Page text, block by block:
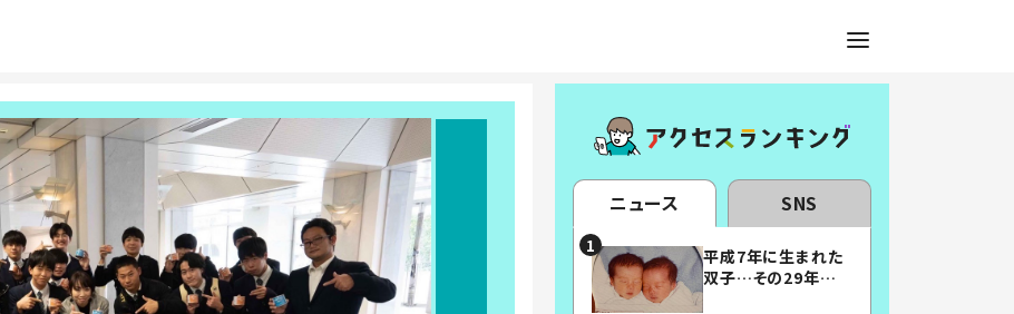
ニュース SNS
平成7年に生まれた
双子…その29年後